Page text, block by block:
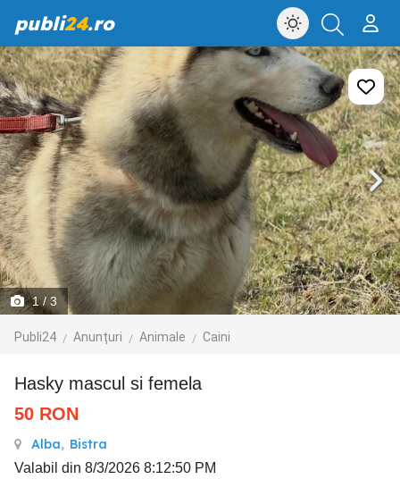
publi24.ro
1/ 3
Publi24 Anunțuri Animale Caini
Hasky mascul si femela
50 RON
Alba, Bistra
Valabil din 8/3/2026 8:12:50 PM